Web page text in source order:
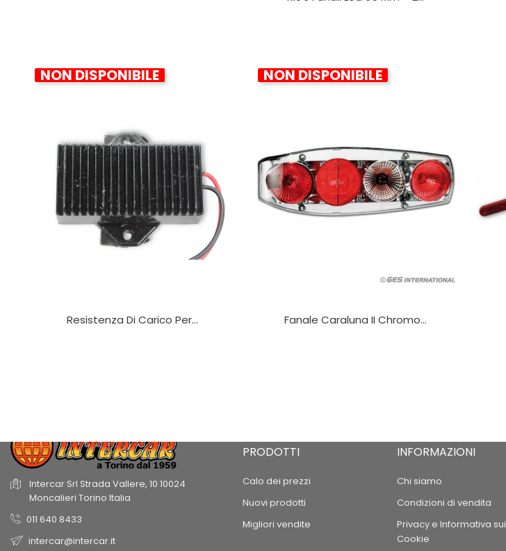
NON DISPONIBILE
Resistenza Di Carico Per...
NON DISPONIBILE
Fanale Caraluna II Chromo...
Intercar Srl Strada Vallere, 10 10024
Moncalieri Torino Italia
011 640 8433
intercar@intercar.it
PRODOTTI
Calo dei prezzi
Nuovi prodotti
Migliori vendite
INFORMAZIONI
Chi siamo
Condizioni di vendita
Privacy e Informativa sui
Cookie